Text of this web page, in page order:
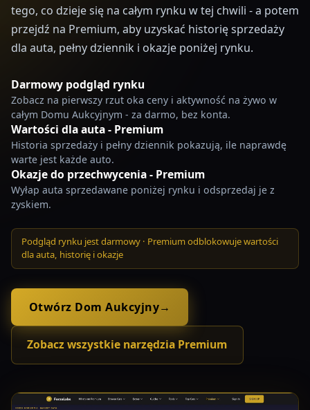
tego, co dzieje się na całym rynku w tej chwili - a potem
przejdź na Premium, aby uzyskać historię sprzedaży
dla auta, pełny dziennik i okazje poniżej rynku.
Darmowy podgląd rynku
Zobacz na pierwszy rzut oka ceny i aktywność na żywo w
całym Domu Aukcyjnym - za darmo, bez konta.
Wartości dla auta - Premium
Historia sprzedaży i pełny dziennik pokazują, ile naprawdę
warte jest każde auto.
Okazje do przechwycenia - Premium
Wyłap auta sprzedawane poniżej rynku i odsprzedaj je z
zyskiem.
Podgląd rynku jest darmowy · Premium odblokowuje wartości
dla auta, historię i okazje
Otwórz Dom Aukcyjny→
Zobacz wszystkie narzędzia Premium